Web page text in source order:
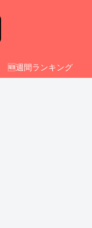
🆕週間ランキング